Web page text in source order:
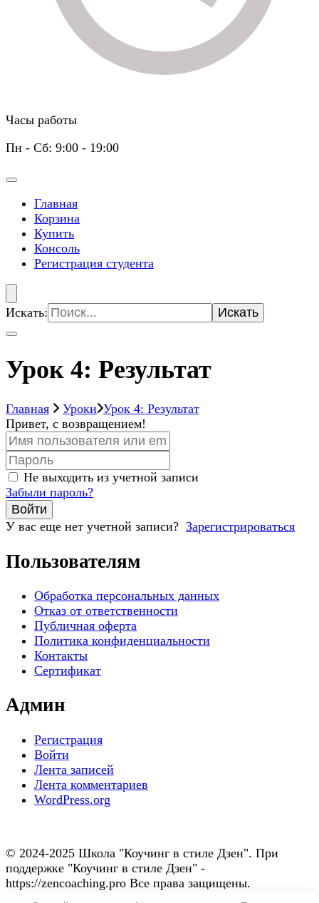
Часы работы
Пн - Сб: 9:00 - 19:00
Главная
Корзина
Купить
Консоль
Регистрация студента
Искать:
Урок 4: Результат
Главная Уроки Урок 4: Результат
Привет, с возвращением!
Не выходить из учетной записи
Забыли пароль?
Войти
У вас еще нет учетной записи? Зарегистрироваться
Пользователям
Обработка персональных данных
Отказ от ответственности
Публичная оферта
Политика конфиденциальности
Контакты
Сертификат
Админ
Регистрация
Войти
Лента записей
Лента комментариев
WordPress.org
© 2024-2025 Школа "Коучинг в стиле Дзен". При
поддержке "Коучинг в стиле Дзен" -
https://zencoaching.pro Все права защищены.